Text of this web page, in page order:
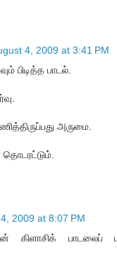
4, 2009 at 3:41 PM
பிடித்த பாடல்.
அருமை.
தொடரட்டும்.
2009 at 8:07 PM
கிளாசிக் பாடலைப்